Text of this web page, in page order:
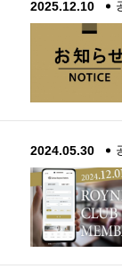
2025.12.10
2024.05.30